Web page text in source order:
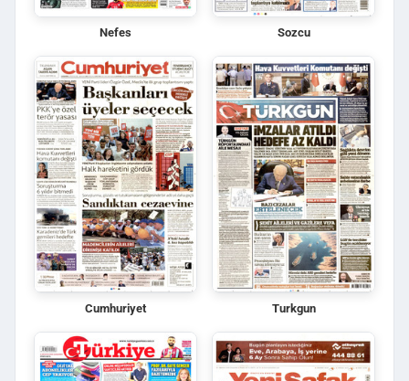
Nefes Sozcu
Cumhuriyet Turkgun